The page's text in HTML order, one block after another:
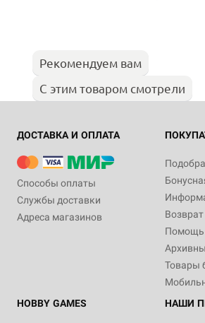
Рекомендуем вам
С этим товаром смотрели
ДОСТАВКА И ОПЛАТА
Способы оплаты
Службы доставки
Адреса магазинов
Помощь
Товары
HOBBY GAMES
НАШИ